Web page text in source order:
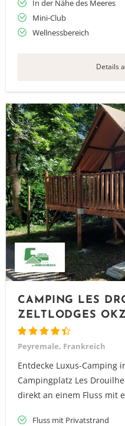
In der Nähe des Meeres
Mini-Club
Wellnessbereich
Details
CAMPING LES
ZELTLODGES
Peyremale, Frankreich
Entdecke Luxus-Camping
Campingplatz Les
direkt an einem Fluss mit
Fluss mit Privatstrand